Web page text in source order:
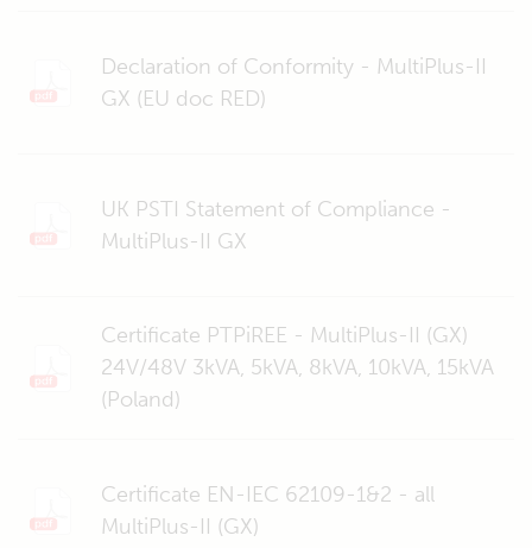
Declaration of Conformity - MultiPlus-II
GX (EU doc RED)
UK PSTI Statement of Compliance -
MultiPlus-II GX
Certificate PTPiREE - MultiPlus-II (GX)
24V/48V 3kVA, 5kVA, 8kVA, 10kVA, 15kVA
(Poland)
Certificate EN-IEC 62109-1&2 - all
MultiPlus-II (GX)